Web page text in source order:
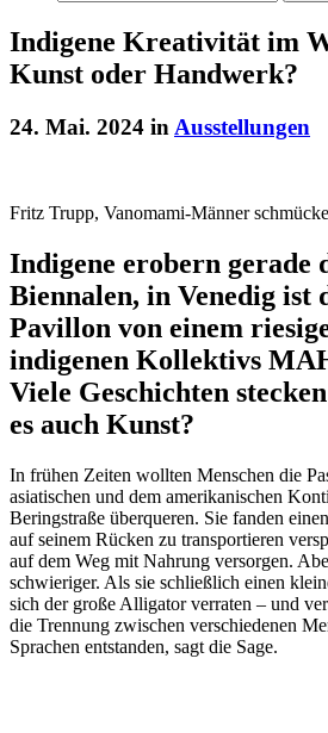
Indigene Kreativität im
Kunst oder Handwerk?
24. Mai. 2024 in Ausstellungen
Fritz Trupp, Vanomami-Männer
Indigene erobern gerade
Biennalen, in Venedig ist
Pavillon von einem
indigenen Kollektivs
Viele Geschichten
es auch Kunst?
In frühen Zeiten wollten Menschen die
asiatischen und dem amerikanischen
Beringstraße überqueren. Sie fanden
auf seinem Rücken zu transportieren
auf dem Weg mit Nahrung versorgen.
schwieriger. Als sie schließlich einen
sich der große Alligator verraten – und
die Trennung zwischen verschiedenen
Sprachen entstanden, sagt die Sage.